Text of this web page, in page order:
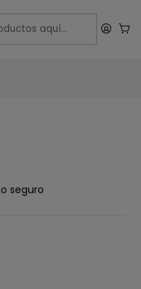
seguro